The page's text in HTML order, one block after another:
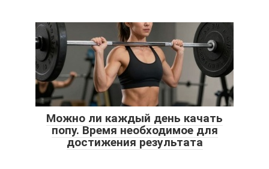
Можно ли каждый день качать
попу. Время необходимое для
достижения результата